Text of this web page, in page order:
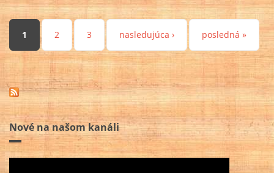
Stránky
1 2 3 nasledujúca › posledná »
Nové na našom kanáli